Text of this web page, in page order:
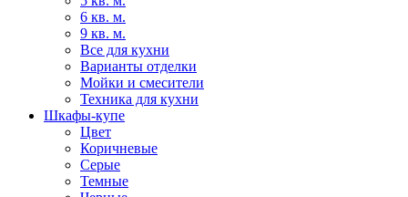
6 кв. м.
9 кв. м.
Все для кухни
Варианты отделки
Мойки и смесители
Техника для кухни
Шкафы-купе
Цвет
Коричневые
Серые
Темные